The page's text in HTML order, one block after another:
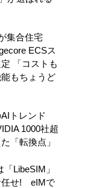
集合住宅
ECSス
「コストも
もちょうど
トレンド
1000社超
「転換点」
LibeSIM」
任せ! eIMで